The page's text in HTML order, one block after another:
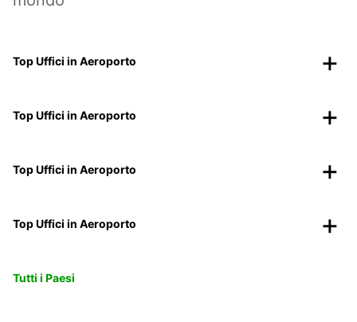
Top Uffici in Aeroporto
Top Uffici in Aeroporto
Top Uffici in Aeroporto
Top Uffici in Aeroporto
Tutti i Paesi